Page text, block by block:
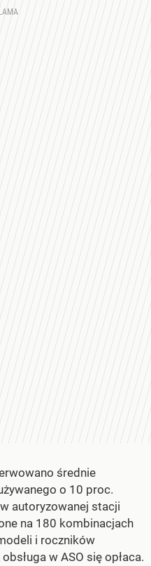
średnie
o 10 proc.
autoryzowanej stacji
na 180 kombinacjach
i roczników
w ASO się opłaca.